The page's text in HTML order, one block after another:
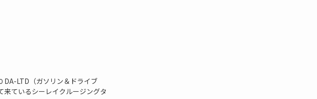
DA-LTD（ガソリン＆ドライブ
来ているシーレイクルージングタ